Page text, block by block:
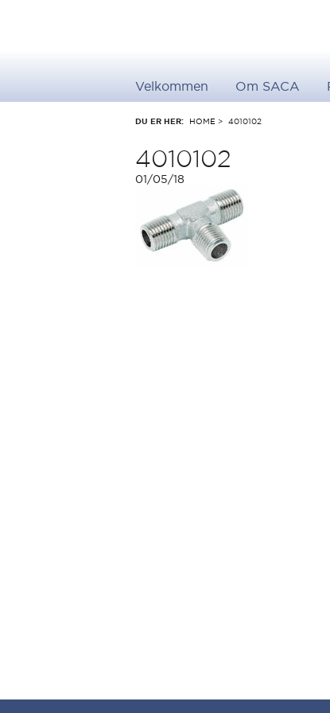
Velkommen Om SACA
DU ER HER: HOME > 4010102
4010102
01/05/18